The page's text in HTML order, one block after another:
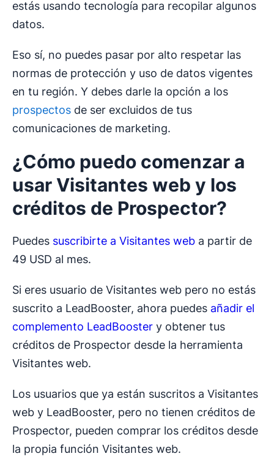
estás usando tecnología para recopilar algunos
datos.
Eso sí, no puedes pasar por alto respetar las
normas de protección y uso de datos vigentes
en tu región. Y debes darle la opción a los
prospectos de ser excluidos de tus
comunicaciones de marketing.
¿Cómo puedo comenzar a
usar Visitantes web y los
créditos de Prospector?
Puedes suscribirte a Visitantes web a partir de
49 USD al mes.
Si eres usuario de Visitantes web pero no estás
suscrito a LeadBooster, ahora puedes añadir el
complemento LeadBooster y obtener tus
créditos de Prospector desde la herramienta
Visitantes web.
Los usuarios que ya están suscritos a Visitantes
web y LeadBooster, pero no tienen créditos de
Prospector, pueden comprar los créditos desde
la propia función Visitantes web.